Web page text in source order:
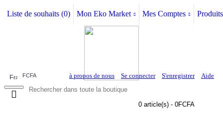
Liste de souhaits (0) Mon Eko Market Mes Comptes
0 article(s) - 0FCFA
FCFA à propos de nous Se connecter S'enregistrer Aide